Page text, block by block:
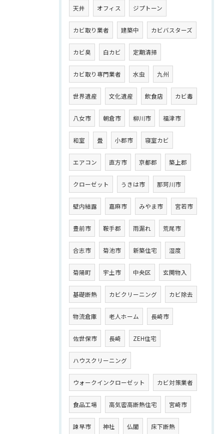
天井 オフィス ジプトーン
カビ取り業者 建築中 カビバスターズ
カビ臭 白カビ 定期清掃
カビ取り専門業者 水虫 九州
世界遺産 文化遺産 飲食店 カビ毒
八女市 朝倉市 柳川市 福津市
和室 畳 小郡市 寝室カビ
エアコン 直方市 京都郡 築上郡
クローゼット うきは市 那珂川市
壁内結露 嘉麻市 みやま市 宮若市
豊前市 鞍手郡 雨漏れ 荒尾市
合志市 菊池市 新築住宅 湿度
菊陽町 宇土市 中央区 玄関物入
基礎断熱 カビクリーニング カビ除去
物流倉庫 老人ホーム 長崎市
佐世保市 長崎 ZEH住宅
ハウスクリーニング
ウォークインクローゼット カビ対策業者
食品工場 高気密高断熱住宅 宮崎市
諫早市 神社 仏閣 床下断熱